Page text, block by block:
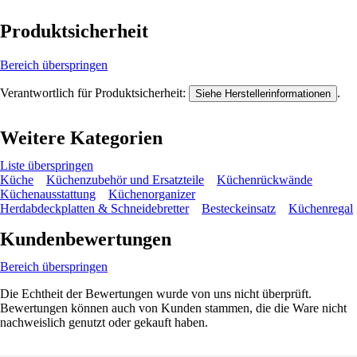
Produktsicherheit
Bereich überspringen
Verantwortlich für Produktsicherheit: Siehe Herstellerinformationen .
Weitere Kategorien
Liste überspringen
Küche
Küchenzubehör und Ersatzteile
Küchenrückwände
Küchenausstattung
Küchenorganizer
Herdabdeckplatten & Schneidebretter
Besteckeinsatz Küchenregal
Kundenbewertungen
Bereich überspringen
Die Echtheit der Bewertungen wurde von uns nicht überprüft.
Bewertungen können auch von Kunden stammen, die die Ware nicht
nachweislich genutzt oder gekauft haben.